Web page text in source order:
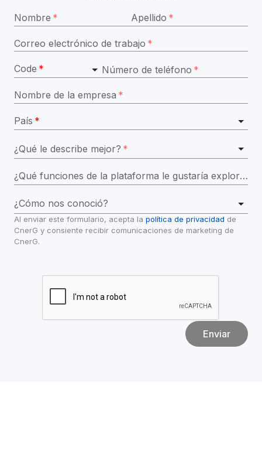
Nombre * Apellido *
Correo electrónico de trabajo *
Code * Número de teléfono *
Nombre de la empresa *
País *
¿Qué le describe mejor? *
¿Qué funciones de la plataforma le gustaría explorar en la demostración?
¿Cómo nos conoció?
Al enviar este formulario, acepta la política de privacidad de
CnerG y consiente recibir comunicaciones de marketing de
CnerG.
Enviar